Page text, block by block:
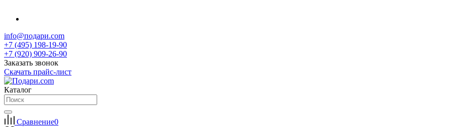
info@подари.com
+7 (495) 198-19-90
+7 (920) 909-26-90
Заказать звонок
Скачать прайс-лист
Каталог
Сравнение0